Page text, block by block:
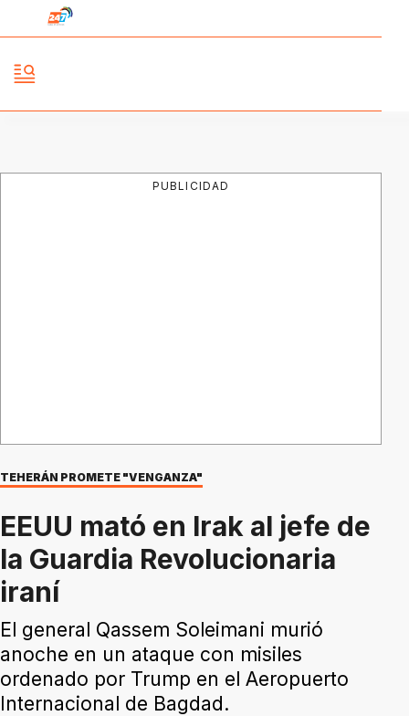
PUBLICIDAD
TEHERÁN PROMETE "VENGANZA"
EEUU mató en Irak al jefe de
la Guardia Revolucionaria
iraní
El general Qassem Soleimani murió
anoche en un ataque con misiles
ordenado por Trump en el Aeropuerto
Internacional de Bagdad.